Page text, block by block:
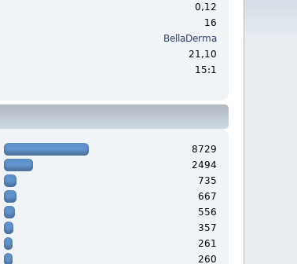
0,12
16
BellaDerma
21,10
15:1
8729
2494
735
667
556
357
261
260